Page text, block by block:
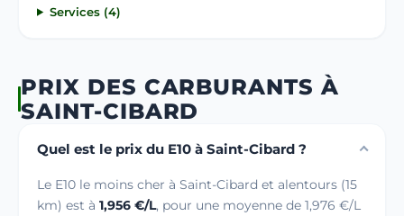
Services (4)
PRIX DES CARBURANTS À
SAINT-CIBARD
Quel est le prix du E10 à Saint-Cibard ?
Le E10 le moins cher à Saint-Cibard et alentours (15
km) est à 1,956 €/L, pour une moyenne de 1,976 €/L